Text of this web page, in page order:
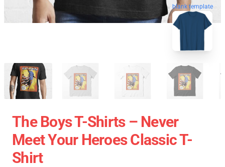
blank template
The Boys T-Shirts – Never
Meet Your Heroes Classic T-
Shirt